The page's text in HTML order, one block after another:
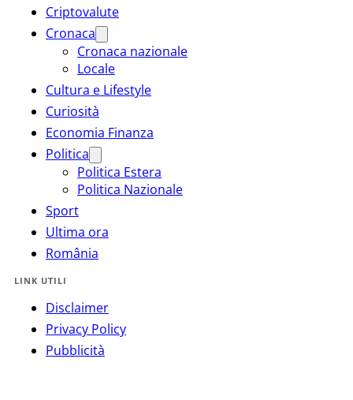
Criptovalute
Cronaca
Cronaca nazionale
Locale
Cultura e Lifestyle
Curiosità
Economia Finanza
Politica
Politica Estera
Politica Nazionale
Sport
Ultima ora
România
LINK UTILI
Disclaimer
Privacy Policy
Pubblicità